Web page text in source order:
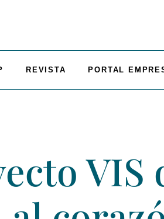
REVISTA PORTAL
VIS